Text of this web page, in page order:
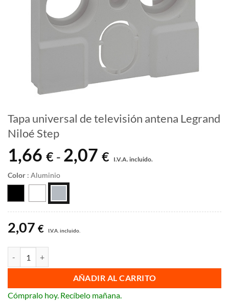
Tapa universal de televisión antena Legrand
Niloé Step
1,66 € - 2,07 €
de
hasta
I.V.A. incluido.
Color : Aluminio
2,07 € I.V.A. incluido.
AÑADIR AL CARRITO
Cómpralo hoy. Recíbelo mañana.